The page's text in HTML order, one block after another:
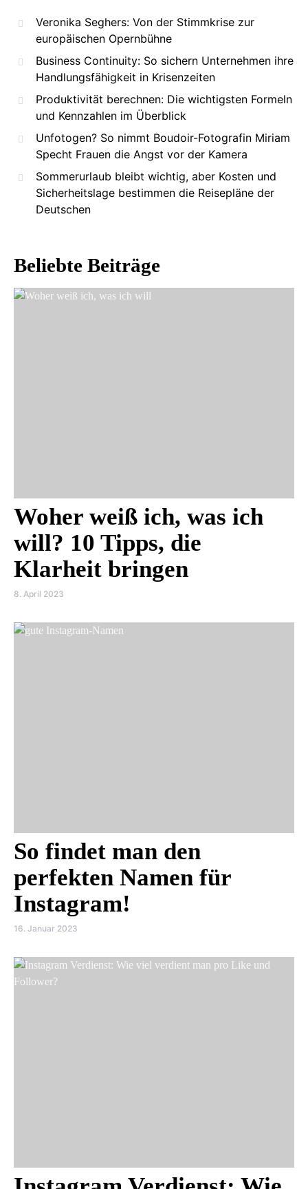
Veronika Seghers: Von der Stimmkrise zur
europäischen Opernbühne
Business Continuity: So sichern Unternehmen ihre
Handlungsfähigkeit in Krisenzeiten
Produktivität berechnen: Die wichtigsten Formeln
und Kennzahlen im Überblick
Unfotogen? So nimmt Boudoir-Fotografin Miriam
Specht Frauen die Angst vor der Kamera
Sommerurlaub bleibt wichtig, aber Kosten und
Sicherheitslage bestimmen die Reisepläne der
Deutschen
Beliebte Beiträge
Woher weiß ich, was ich
will? 10 Tipps, die
Klarheit bringen
8. April 2023
So findet man den
perfekten Namen für
Instagram!
16. Januar 2023